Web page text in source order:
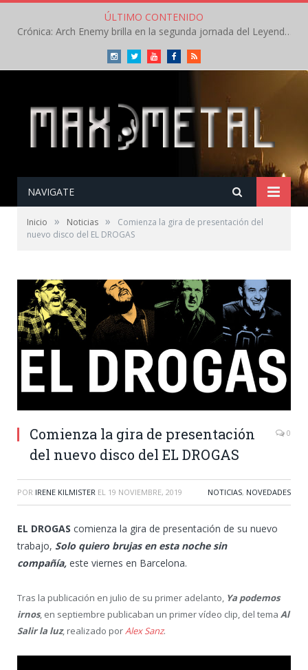
ÚLTIMO CONTENIDO
Crónica: Arch Enemy brilla en la segunda jornada del Leyendas del Rock – Jueves – Agosto 2026
InstagramTwitterYoutubeFacebookRSS
NAVIGATE
Inicio » Noticias »
Comienza la gira de presentación del
nuevo disco del EL DROGAS
Comienza la gira de presentación
del nuevo disco del EL DROGAS
0
POR IRENE KILMISTER EL 19 NOVIEMBRE, 2019 NOTICIAS, NOVEDADES
EL DROGAS comienza la gira de presentación de su nuevo
trabajo, Solo quiero brujas en esta noche sin
compañía, este viernes en Barcelona.
Tras la publicación en julio de su primer adelanto, Ya podemos
irnos, en septiembre publicaban un primer vídeo clip, del tema Al
Salir la luz, realizado porAlex Sanz.